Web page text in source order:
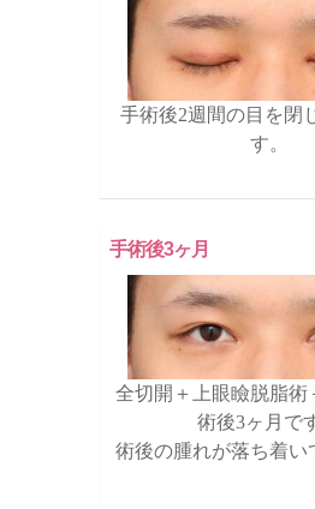
手術後2週間の目を閉
す。
手術後3ヶ月
全切開＋上眼瞼脱脂術
術後3ヶ月で
術後の腫れが落ち着い